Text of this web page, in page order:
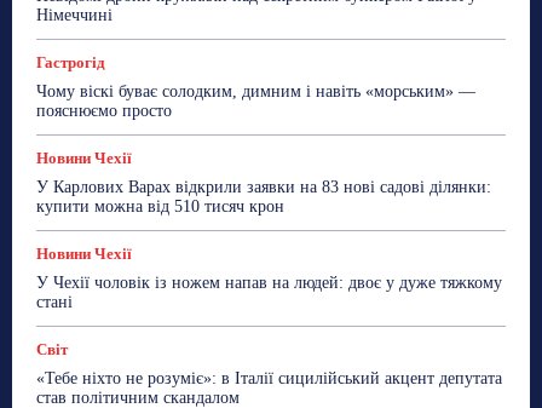
ТехноМанія Топ-новини Фоторепортаж
Німеччині
Гастрогід
Чому віскі буває солодким, димним і навіть «морським» —
пояснюємо просто
Новини Чехії
У Карлових Варах відкрили заявки на 83 нові садові ділянки:
купити можна від 510 тисяч крон
Новини Чехії
У Чехії чоловік із ножем напав на людей: двоє у дуже тяжкому
стані
Світ
«Тебе ніхто не розуміє»: в Італії сицилійський акцент депутата
став політичним скандалом